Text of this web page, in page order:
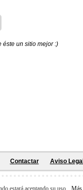
éste un sitio mejor :)
Contactar Aviso Legal
estará aceptando su uso. Más